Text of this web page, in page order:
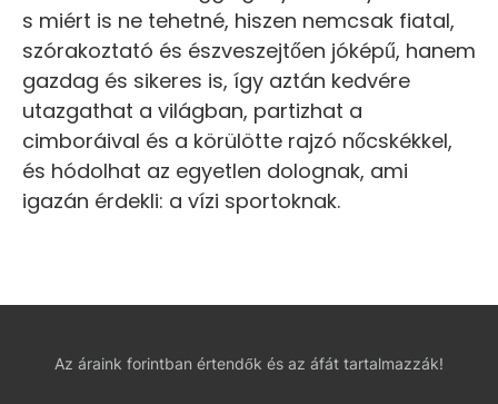
s miért is ne tehetné, hiszen nemcsak fiatal,
szórakoztató és észveszejtően jóképű, hanem
gazdag és sikeres is, így aztán kedvére
utazgathat a világban, partizhat a
cimboráival és a körülötte rajzó nőcskékkel,
és hódolhat az egyetlen dolognak, ami
igazán érdekli: a vízi sportoknak.
Az áraink forintban értendők és az áfát tartalmazzák!